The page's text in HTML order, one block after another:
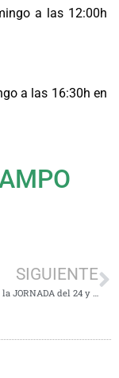
a las 12:00h
a las 16:30h en
SIGUIENTE